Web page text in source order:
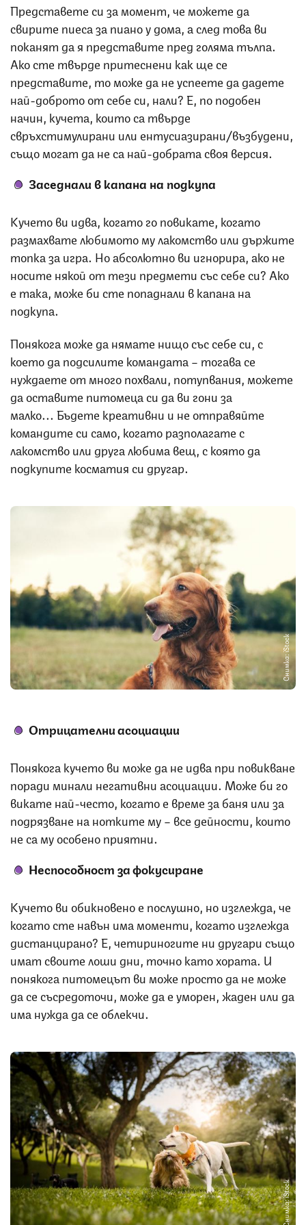
Представете си за момент, че можете да
свирите пиеса за пиано у дома, а след това ви
поканят да я представите пред голяма тълпа.
Ако сте твърде притеснени как ще се
представите, то може да не успеете да дадете
най-доброто от себе си, нали? Е, по подобен
начин, кучета, които са твърде
свръхстимулирани или ентусиазирани/възбудени,
също могат да не са най-добрата своя версия.
Заседнали в капана на подкупа
Кучето ви идва, когато го повикате, когато
размахвате любимото му лакомство или държите
топка за игра. Но абсолютно ви игнорира, ако не
носите някой от тези предмети със себе си? Ако
е така, може би сте попаднали в капана на
подкупа.
Понякога може да нямате нищо със себе си, с
което да подсилите командата – тогава се
нуждаете от много похвали, потупвания, можете
да оставите питомеца си да ви гони за
малко... Бъдете креативни и не отправяйте
командите си само, когато разполагате с
лакомство или друга любима вещ, с която да
подкупите косматия си другар.
Снимка: iStock
Отрицателни асоциации
Понякога кучето ви може да не идва при повикване
поради минали негативни асоциации. Може би го
викате най-често, когато е време за баня или за
подрязване на нотките му – все дейности, които
не са му особено приятни.
Неспособност за фокусиране
Кучето ви обикновено е послушно, но изглежда, че
когато сте навън има моменти, когато изглежда
дистанцирано? Е, четириногите ни другари също
имат своите лоши дни, точно като хората. И
понякога питомецът ви може просто да не може
да се съсредоточи, може да е уморен, жаден или да
има нужда да се облекчи.
Снимка: iStock